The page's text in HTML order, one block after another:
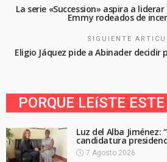
La serie «Succession» aspira a
Emmy rodeados de
SIGUIENTE
Eligio Jáquez pide a Abinader decidir
PORQUE LEíSTE
Luz del Alba Jiménez:
candidatura
7 Agosto 2026